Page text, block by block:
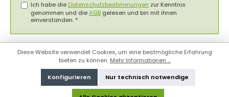
Ich habe die Datenschutzbestimmungen zur Kenntnis
genommen und dieAGB gelesen und bin mit ihnen
einverstanden. *
Diese Website verwendet Cookies, um eine bestmögliche Erfahrung
bieten zu können. Mehr Informationen ...
Nur technisch notwendige
Konfigurieren